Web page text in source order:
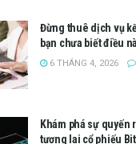
Đừng thuê dịch vụ
bạn chưa biết điều
6 THÁNG 4, 2026
Khám phá sự quyến
tương lai cổ phiếu